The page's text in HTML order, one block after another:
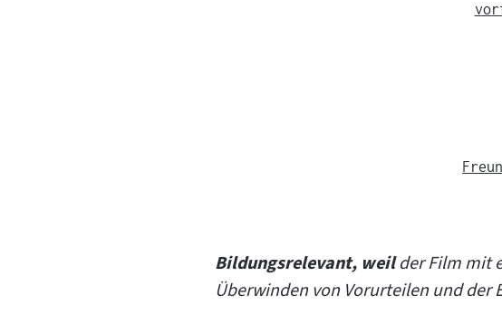
Bildungsrelevant, weilder Film mit
Überwinden von Vorurteilen und der